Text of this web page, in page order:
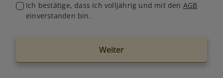
Ich bestätige, dass ich volljährig und mit den AGB
einverstanden bin.
Weiter